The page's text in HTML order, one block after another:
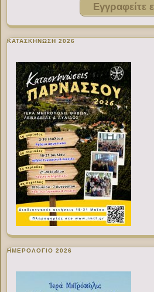
Εγγραφείτε
ΚΑΤΑΣΚΗΝΩΣΗ 2026
ΗΜΕΡΟΛΟΓΙΟ 2026